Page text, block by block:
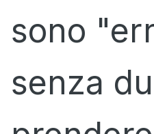
sono
senza